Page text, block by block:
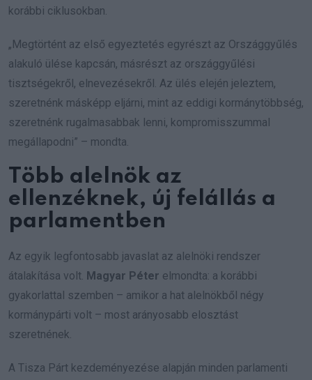
korábbi ciklusokban.
„Megtörtént az első egyeztetés egyrészt az Országgyűlés
alakuló ülése kapcsán, másrészt az országgyűlési
tisztségekről, elnevezésekről. Az ülés elején jeleztem,
szeretnénk másképp eljárni, mint az eddigi kormánytöbbség,
szeretnénk rugalmasabbak lenni, kompromisszummal
megállapodni” – mondta.
Több alelnök az
ellenzéknek, új felállás a
parlamentben
Az egyik legfontosabb javaslat az alelnöki rendszer
átalakítása volt. Magyar Péter elmondta: a korábbi
gyakorlattal szemben – amikor a hat alelnökből négy
kormánypárti volt – most arányosabb elosztást
szeretnének.
A Tisza Párt kezdeményezése alapján minden parlamenti